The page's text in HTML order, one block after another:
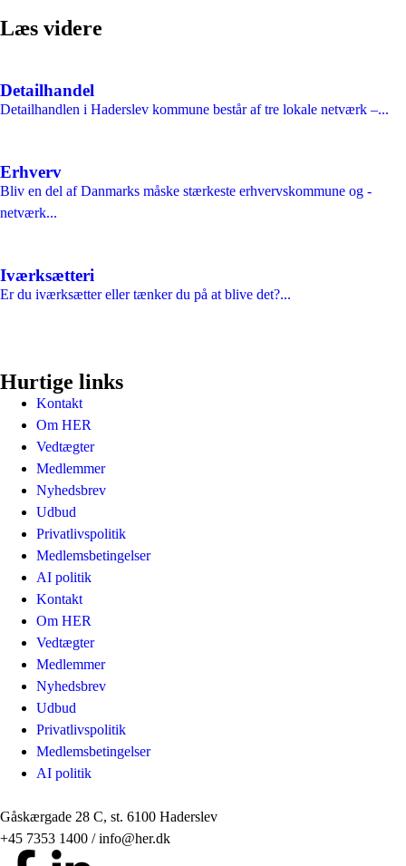
Læs videre
Detailhandel
Detailhandlen i Haderslev kommune består af tre lokale netværk –...
Erhverv
Bliv en del af Danmarks måske stærkeste erhvervskommune og -
netværk...
Iværksætteri
Er du iværksætter eller tænker du på at blive det?...
Hurtige links
Kontakt
Om HER
Vedtægter
Medlemmer
Nyhedsbrev
Udbud
Privatlivspolitik
Medlemsbetingelser
AI politik
Kontakt
Om HER
Vedtægter
Medlemmer
Nyhedsbrev
Udbud
Privatlivspolitik
Medlemsbetingelser
AI politik
Gåskærgade 28 C, st. 6100 Haderslev
+45 7353 1400 / info@her.dk